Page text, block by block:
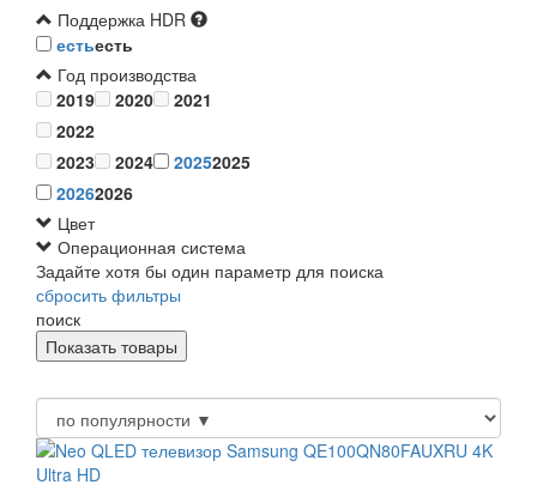
Поддержка HDR
естьесть
Год производства
2019
2020
2021
2022
2023
2024 20252025
20262026
Цвет
Операционная система
Задайте хотя бы один параметр для поиска
сбросить фильтры
поиск